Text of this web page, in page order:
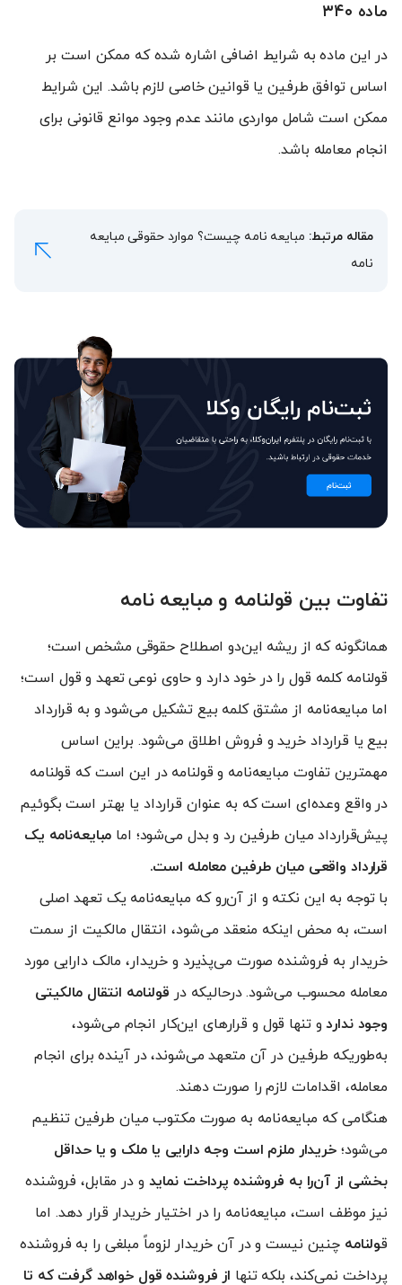
ماده ۳۴۰
در این ماده به شرایط اضافی اشاره شده که ممکن است بر
اساس توافق طرفین یا قوانین خاصی لازم باشد. این شرایط
ممکن است شامل مواردی مانند عدم وجود موانع قانونی برای
انجام معامله باشد.
مقاله مرتبط: مبایعه نامه چیست؟ موارد حقوقی مبایعه
نامه
تفاوت بین قولنامه و مبایعه نامه
همانگونه که از ریشه این‌دو اصطلاح حقوقی مشخص است؛
قولنامه کلمه قول را در خود دارد و حاوی نوعی تعهد و قول است؛
اما مبایعه‌نامه از مشتق کلمه بیع تشکیل می‌شود و به قرارداد
بیع یا قرارداد خرید و فروش اطلاق می‌شود. براین اساس
مهمترین تفاوت مبایعه‌نامه و قولنامه در این است که قولنامه
در واقع وعده‌ای است که به عنوان قرارداد یا بهتر است بگوئیم
پیش‌قرارداد میان طرفین رد و بدل می‌شود؛ اما مبایعه‌نامه یک
قرارداد واقعی میان طرفین معامله است.
با توجه به این نکته و از آن‌رو که مبایعه‌نامه یک تعهد اصلی
است، به محض اینکه منعقد می‌شود، انتقال مالکیت از سمت
خریدار به فروشنده صورت می‌پذیرد و خریدار، مالک دارایی مورد
معامله محسوب می‌شود. درحالیکه در قولنامه انتقال مالکیتی
وجود ندارد و تنها قول و قرارهای این‌کار انجام می‌شود،
به‌طوریکه طرفین در آن متعهد می‌شوند، در آینده برای انجام
معامله، اقدامات لازم را صورت دهند.
هنگامی که مبایعه‌نامه به صورت مکتوب میان طرفین تنظیم
می‌شود؛خریدار ملزم است وجه دارایی یا ملک و یا حداقل
بخشی از آن‌را به فروشنده پرداخت نماید و در مقابل، فروشنده
نیز موظف است، مبایعه‌نامه را در اختیار خریدار قرار دهد. اما
قولنامه چنین نیست و در آن خریدار لزوماً مبلغی را به فروشنده
پرداخت نمی‌کند، بلکه تنها از فروشنده قول خواهد گرفت که تا